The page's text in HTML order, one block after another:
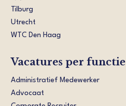
Tilburg
Utrecht
WTC Den Haag
Vacatures per functie
Administratief Medewerker
Advocaat